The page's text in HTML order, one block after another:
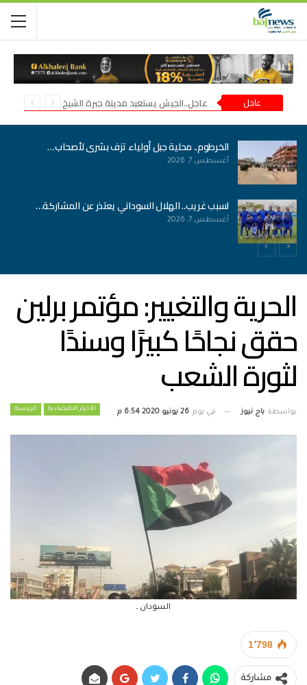
عاجل عاجل..الجيش يستعيد مدينة جبرة الشيخ في شمال كردفان
الخرطوم.. محلية جبل أولياء تزف بشرى لأصحاب…
أغسطس 7, 2026
لسبب غريب.. الهلال السوداني يعتذر عن المشاركة…
أغسطس 7, 2026
الحرية والتغيير: مؤتمر برلين
حقق نجاحًا كبيرًا وسندًا
لثورة الشعب
الأخبار الاقتصادية الرئيسية بواسطة باج نيوز في يوم 26 يونيو 2020 6:54 م
السودان ـ
1٬798
مشاركة